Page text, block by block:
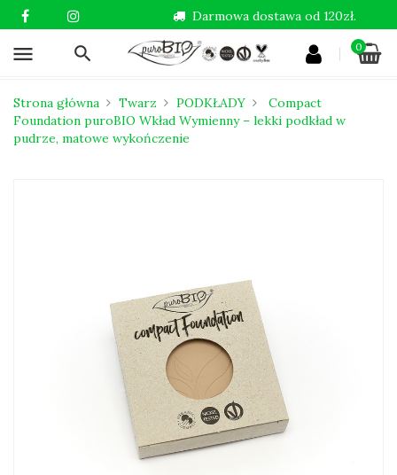
menu 0
Darmowa dostawa od 120zł.
Strona główna Twarz PODKŁADY
Compact
Foundation puroBIO Wkład Wymienny – lekki podkład w
pudrze, matowe wykończenie